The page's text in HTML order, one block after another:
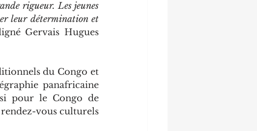
rigueur. Les jeunes
leur détermination et
Gervais Hugues
du Congo et
panafricaine
pour le Congo de
vous culturels